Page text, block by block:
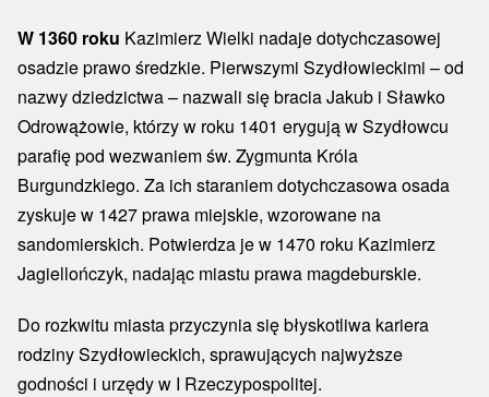
W 1360 roku Kazimierz Wielki nadaje dotychczasowej
osadzie prawo średzkie. Pierwszymi Szydłowieckimi – od
nazwy dziedzictwa – nazwali się bracia Jakub i Sławko
Odrowążowie, którzy w roku 1401 erygują w Szydłowcu
parafię pod wezwaniem św. Zygmunta Króla
Burgundzkiego. Za ich staraniem dotychczasowa osada
zyskuje w 1427 prawa miejskie, wzorowane na
sandomierskich. Potwierdza je w 1470 roku Kazimierz
Jagiellończyk, nadając miastu prawa magdeburskie.
Do rozkwitu miasta przyczynia się błyskotliwa kariera
rodziny Szydłowieckich, sprawujących najwyższe
godności i urzędy w I Rzeczypospolitej.